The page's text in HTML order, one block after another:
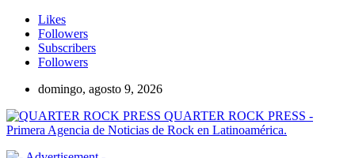
Likes
Followers
Subscribers
Followers
domingo, agosto 9, 2026
QUARTER ROCK PRESS -
Primera Agencia de Noticias de Rock en Latinoamérica.